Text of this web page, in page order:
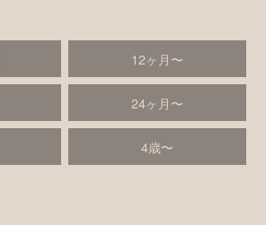
12ヶ月〜
24ヶ月〜
4歳〜